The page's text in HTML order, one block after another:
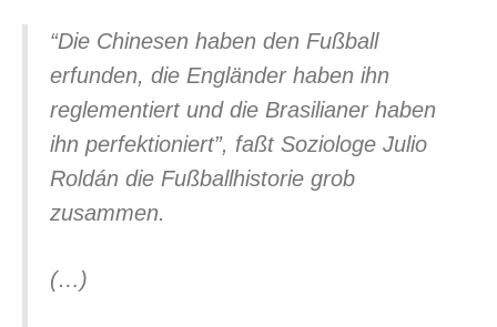
“Die Chinesen haben den Fußball
erfunden, die Engländer haben ihn
reglementiert und die Brasilianer haben
ihn perfektioniert”, faßt Soziologe Julio
Roldán die Fußballhistorie grob
zusammen.
(…)